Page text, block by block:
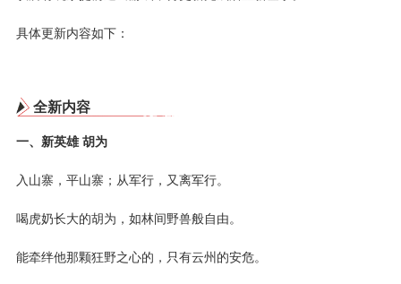
具体更新内容如下：
全新内容
一、新英雄 胡为
入山寨，平山寨；从军行，又离军行。
喝虎奶长大的胡为，如林间野兽般自由。
能牵绊他那颗狂野之心的，只有云州的安危。